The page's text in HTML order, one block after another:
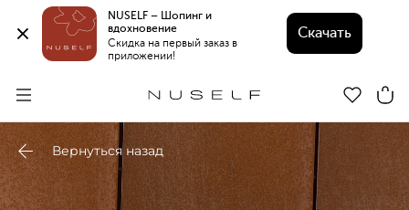
NUSELF – Шопинг и
вдохновение
Скидка на первый заказ в
приложении!
Скачать
Вернуться назад